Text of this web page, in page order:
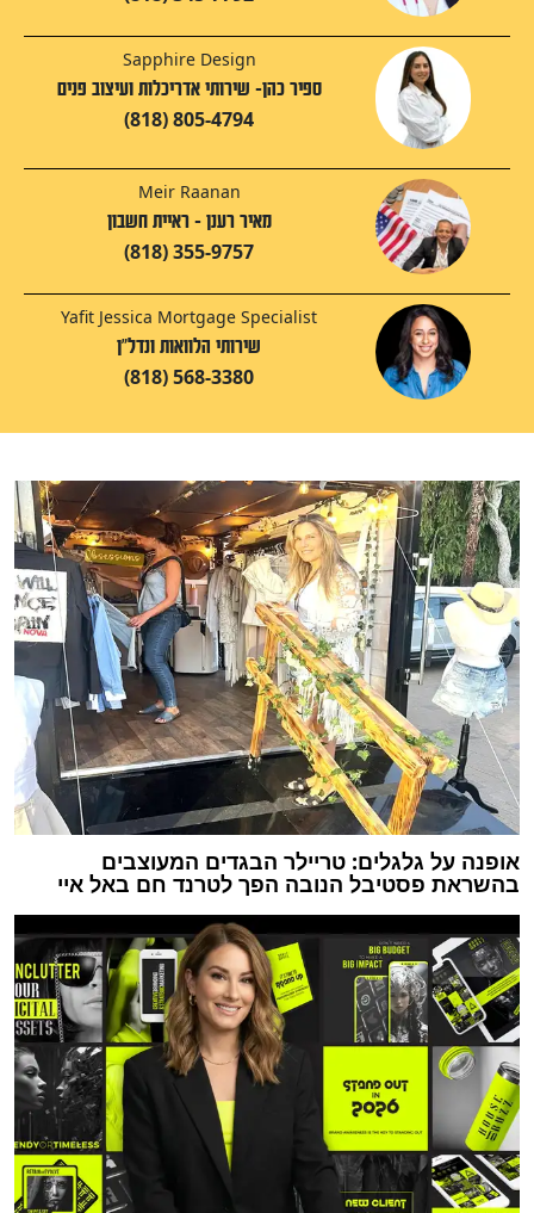
Sapphire Design
ספיר כהן- שירותי אדריכלות ועיצוב פנים
(818) 805-4794
Meir Raanan
מאיר רענן - ראיית חשבון
(818) 355-9757
Yafit Jessica Mortgage Specialist
שירותי הלוואות ונדל"ן
(818) 568-3380
אופנה על גלגלים: טריילר הבגדים המעוצבים
בהשראת פסטיבל הנובה הפך לטרנד חם באל איי